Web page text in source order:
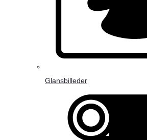
Glansbilleder